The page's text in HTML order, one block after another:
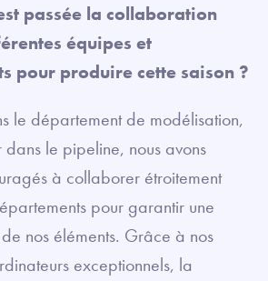
passée la collaboration
équipes et
pour produire cette saison ?
le département de modélisation,
le pipeline, nous avons
à collaborer étroitement
pour garantir une
nos éléments. Grâce à nos
exceptionnels, la